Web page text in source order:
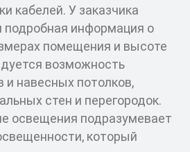
кабелей. У заказчика
подробная информация о
помещения и высоте
возможность
и навесных потолков,
стен и перегородок.
освещения подразумевает
который